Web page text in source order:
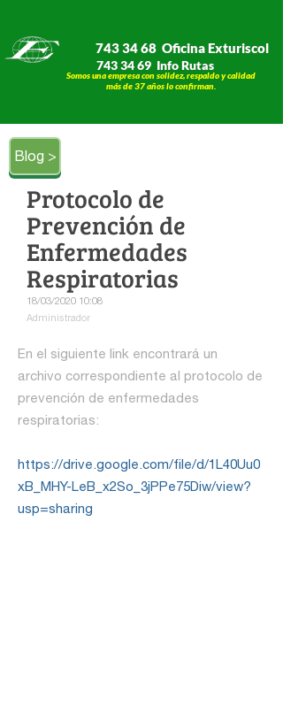
743 34 68 Oficina Exturiscol
Somos una empresa con solidez, respaldo y calidad
​​​​​​​más de 37 años lo confirman.
743 34 69 Info Rutas
Protocolo de
Prevención de
Enfermedades
Respiratorias
18/03/2020 10:08
Administrador
En el siguiente link encontrará un
archivo correspondiente al protocolo de
prevención de enfermedades
respiratorias:
https://drive.google.com/file/d/1L40Uu0
xB_MHY-LeB_x2So_3jPPe75Diw/view?
usp=sharing
Blog >